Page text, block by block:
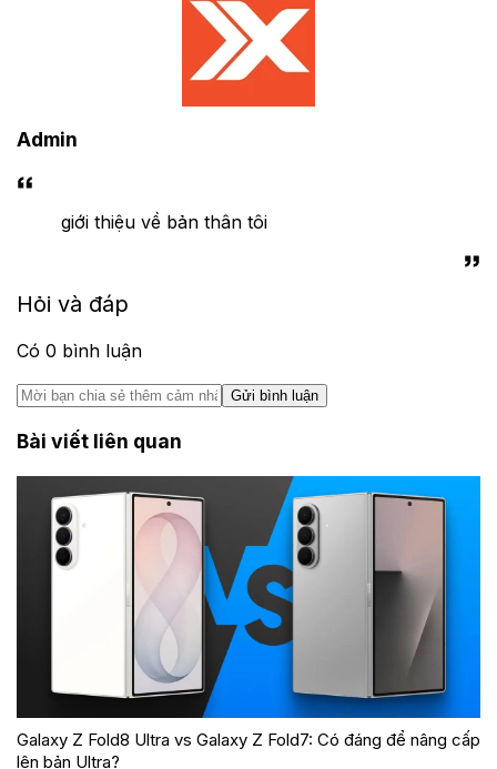
Admin
giới thiệu về bản thân tôi
Hỏi và đáp
Có 0 bình luận
Gửi bình luận
Bài viết liên quan
Galaxy Z Fold8 Ultra vs Galaxy Z Fold7: Có đáng để nâng cấp
lên bản Ultra?